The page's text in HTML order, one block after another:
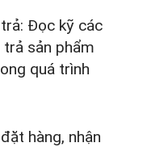
Đọc kỹ các
trả sản phẩm
quá trình
hàng, nhận